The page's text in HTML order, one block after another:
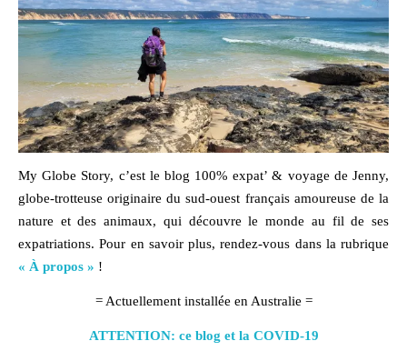
My Globe Story, c’est le blog 100% expat’ & voyage de Jenny,
globe-trotteuse originaire du sud-ouest français amoureuse de la
nature et desanimaux, qui découvre le monde au fil de ses
expatriations. Pour en savoir plus, rendez-vous dans la rubrique
« À propos » !
= Actuellement installée en Australie =
ATTENTION: ce blog et la COVID-19